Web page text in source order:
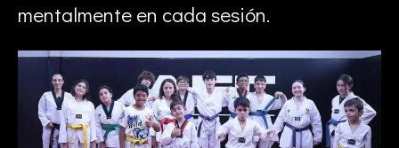
mentalmente en cada sesión.